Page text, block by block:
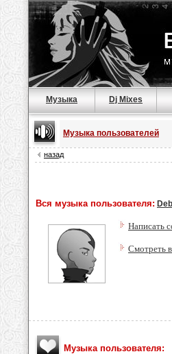
Музыка Dj Mixes
Музыка пользователей
назад
Вся музыка пользователя:
Написать
Смотреть
Музыка пользователя: